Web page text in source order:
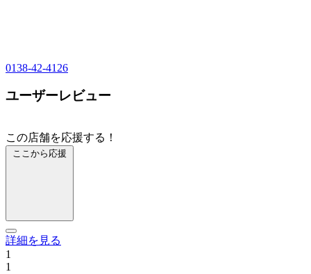
0138-42-4126
ユーザーレビュー
この店舗を応援する！
ここから応援
詳細を見る
1
1